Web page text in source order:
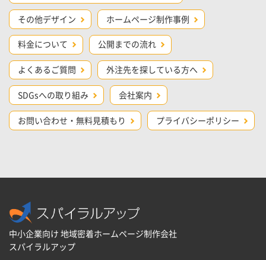
その他デザイン ホームページ制作事例
料金について 公開までの流れ
よくあるご質問 外注先を探している方へ
SDGsへの取り組み 会社案内
お問い合わせ・無料見積もり プライバシーポリシー
中小企業向け 地域密着ホームページ制作会社
スパイラルアップ